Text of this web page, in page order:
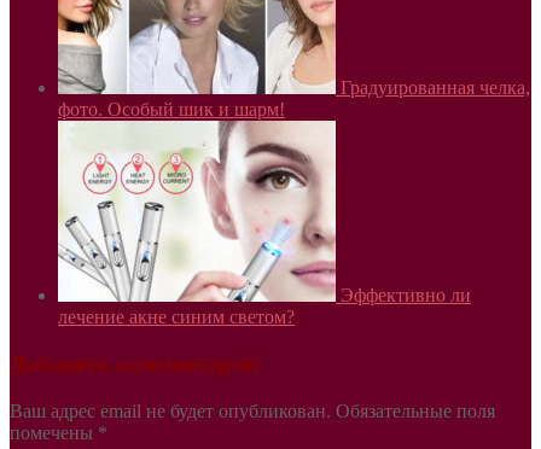
Градуированная челка,
фото. Особый шик и шарм!
Эффективно ли
лечение акне синим светом?
Добавить комментарий
Ваш адрес email не будет опубликован. Обязательные поля
помечены *